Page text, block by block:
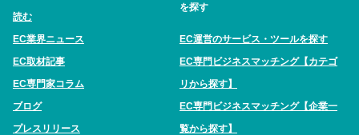
読む
EC業界ニュース
EC取材記事
EC専門家コラム
ブログ
プレスリリース
を探す
EC運営のサービス・ツールを探す
EC専門ビジネスマッチング【カテゴ
リから探す】
EC専門ビジネスマッチング【企業一
覧から探す】